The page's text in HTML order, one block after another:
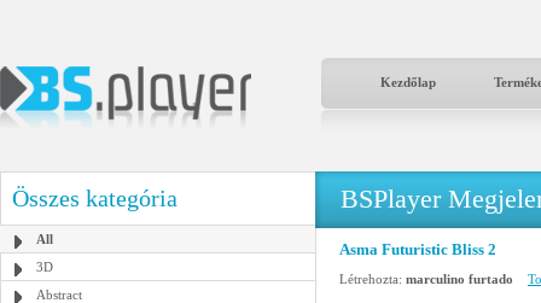
Kezdőlap
Összes kategória
All
3D
Abstract
BSPlayer
Asma Futuristic Bliss 2
Létrehozta: marculino furtado